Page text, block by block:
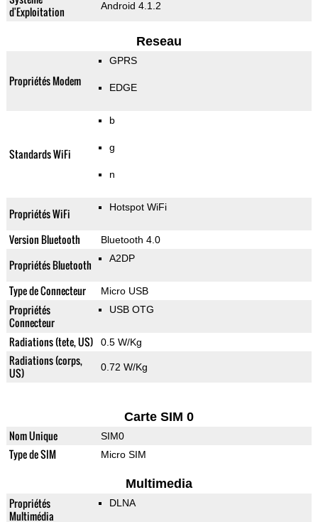
d'Exploitation
Android 4.1.2
Reseau
Propriétés Modem
GPRS
EDGE
Standards WiFi
b
g
n
Propriétés WiFi Hotspot WiFi
Version Bluetooth Bluetooth 4.0
Propriétés Bluetooth A2DP
Type de Connecteur Micro USB
Propriétés
Connecteur
USB OTG
Radiations (tete, US) 0.5 W/Kg
Radiations (corps,
US)
0.72 W/Kg
Carte SIM 0
Nom Unique SIM0
Type de SIM Micro SIM
Multimedia
Propriétés
Multimédia
DLNA